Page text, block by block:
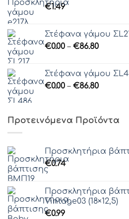
€1.49
Στέφανα γάμου
€0.00 – €86.80Price
€86.80
Στέφανα γάμου
€0.00 – €86.80Price
through
Προτεινόμενα Προϊόντα
Προσκλητήρια
€0.74
Προσκλητήρια
Vintage03 (18×12,5)
€0.99